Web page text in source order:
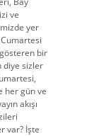
ve
yer
Cumartesi
bir
diye sizler
her gün ve
akışı
var? İşte